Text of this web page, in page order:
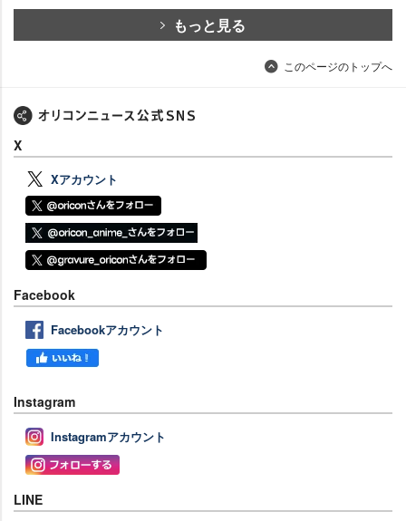
もっと見る
このページのトップへ
X
Xアカウント
Facebook
Facebookアカウント
Instagram
Instagramアカウント
LINE